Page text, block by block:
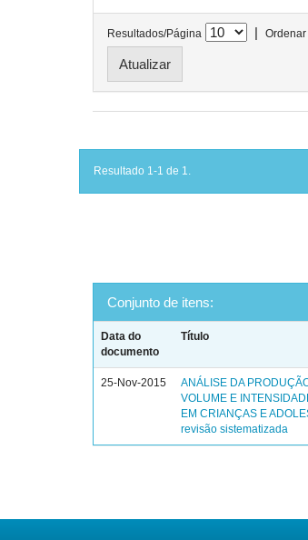
Resultados/Página |
Resultado 1-1 de 1.
Conjunto de itens:
Data do
documento
Título
25-Nov-2015
ANÁLISE DA
VOLUME E
EM CRIANÇAS E
revisão sistematizada